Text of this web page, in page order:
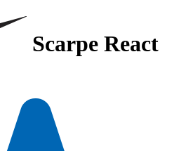
Scarpe React